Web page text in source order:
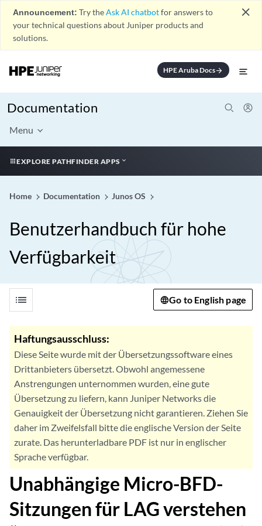
Announcement: Try theAsk AI chatbotfor answers to
your technical questions about Juniper products and
solutions.
close
HPE Aruba Docsarrow_forward
Documentation
Menu
EXPLORE PATHFINDER APPS
Home Documentation Junos OS
Benutzerhandbuch für hohe
Verfügbarkeit
list Go to English page
Haftungsausschluss:
Diese Seite wurde mit der Übersetzungssoftware eines
Drittanbieters übersetzt. Obwohl angemessene
Anstrengungen unternommen wurden, eine gute
Übersetzung zu liefern, kann Juniper Networks die
Genauigkeit der Übersetzung nicht garantieren. Ziehen Sie
daher im Zweifelsfall bitte die englische Version der Seite
zurate. Das herunterladbare PDF ist nur in englischer
Sprache verfügbar.
Unabhängige Micro-BFD-
Sitzungen für LAG verstehen